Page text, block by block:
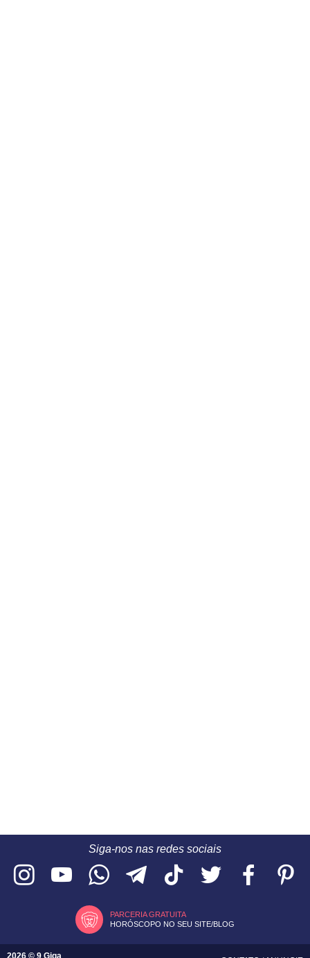
Siga-nos nas redes sociais
PARCERIA GRATUITA
HORÓSCOPO NO SEU SITE/BLOG
2026 © 9 Giga